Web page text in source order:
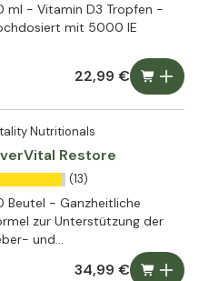
ml - Vitamin D3 Tropfen -
mit 5000 IE
22,99 €
Nutritionals
Restore
(13)
Beutel - Ganzheitliche
zur Unterstützung der
und
34,99 €